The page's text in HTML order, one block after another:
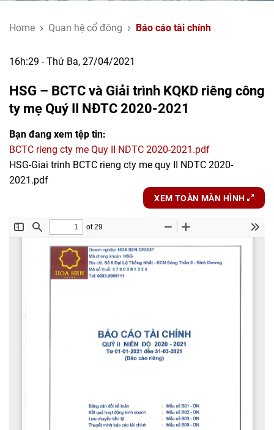
Home Quan hệ cổ đông Báo cáo tài chính
16h:29 - Thứ Ba, 27/04/2021
HSG – BCTC và Giải trình KQKD riêng công
ty mẹ Quý II NĐTC 2020-2021
Bạn đang xem tệp tin:
BCTC rieng cty me Quy II NDTC 2020-2021.pdf
HSG-Giai trinh BCTC rieng cty me quy II NDTC 2020-
2021.pdf
XEM TOÀN MÀN HÌNH